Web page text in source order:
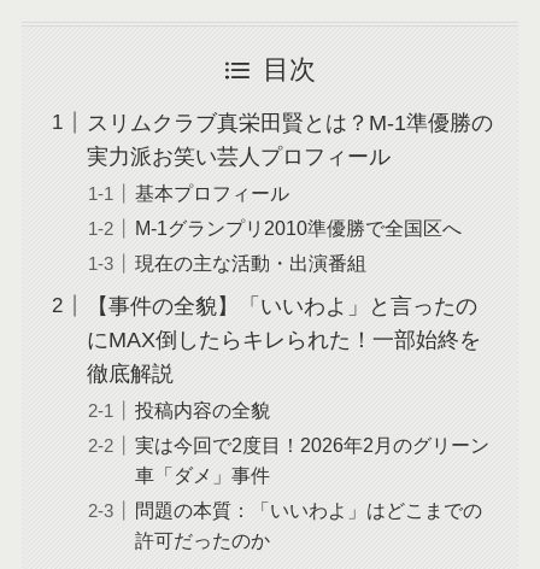
目次
スリムクラブ真栄田賢とは？M-1準優勝の
実力派お笑い芸人プロフィール
基本プロフィール
M-1グランプリ2010準優勝で全国区へ
現在の主な活動・出演番組
【事件の全貌】「いいわよ」と言ったの
にMAX倒したらキレられた！一部始終を
徹底解説
投稿内容の全貌
実は今回で2度目！2026年2月のグリーン
車「ダメ」事件
問題の本質：「いいわよ」はどこまでの
許可だったのか